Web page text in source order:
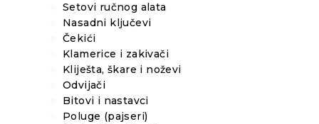
Setovi ručnog alata
Nasadni ključevi
Čekići
Klamerice i zakivači
Kliješta, škare i noževi
Odvijači
Bitovi i nastavci
Poluge (pajseri)